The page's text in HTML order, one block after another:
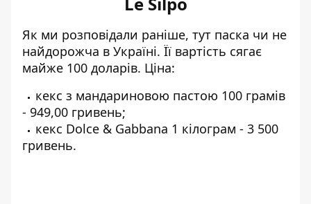
Як ми розповідали раніше, тут паска чи не
найдорожча в Україні. Її вартість сягає
майже 100 доларів. Ціна:
кекс з мандариновою пастою 100 грамів
- 949,00 гривень;
кекс Dolce & Gabbana 1 кілограм - 3 500
гривень.